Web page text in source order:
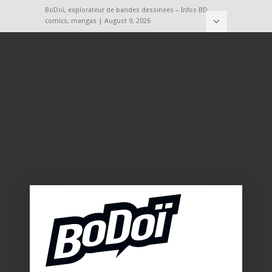
BoDoï, explorateur de bandes dessinées – Infos BD,
comics, mangas | August 9, 2026